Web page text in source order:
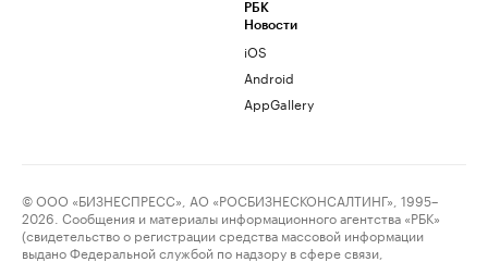
РБК
Новости
iOS
Android
AppGallery
© ООО «БИЗНЕСПРЕСС», АО «РОСБИЗНЕСКОНСАЛТИНГ», 1995–
2026. Сообщения и материалы информационного агентства «РБК»
(свидетельство о регистрации средства массовой информации
выдано Федеральной службой по надзору в сфере связи,